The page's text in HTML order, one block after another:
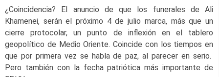
¿Coincidencia? El anuncio de que los funerales de Ali
Khamenei, serán el próximo 4 de julio marca, más que un
cierre protocolar, un punto de inflexión en el tablero
geopolítico de Medio Oriente. Coincide con los tiempos en
que por primera vez se habla de paz, al parecer en serio.
Pero también con la fecha patriótica más importante de